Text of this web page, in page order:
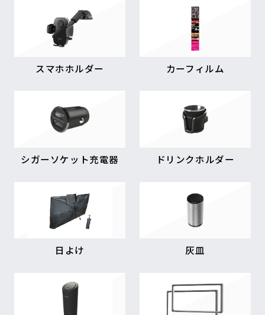
スマホホルダー カーフィルム
シガーソケット充電器 ドリンクホルダー
日よけ 灰皿